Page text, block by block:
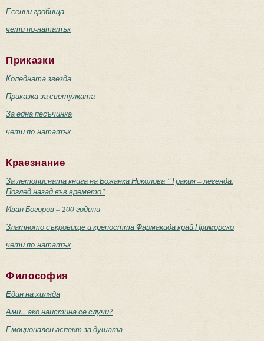
Есенни гробища
чети по-нататък
Приказки
Коледната звезда
Приказка за светулката
За една песъчинка
чети по-нататък
Краезнание
За летописната книга на Божанка Николова “Тракия – легенда.
Поглед назад във времето”
Иван Богоров – 200 години
Златното съкровище и крепостта Фармакида край Приморско
чети по-нататък
Философия
Един на хиляда
Ами... ако наистина се случи?
Емоционален аспект за душата